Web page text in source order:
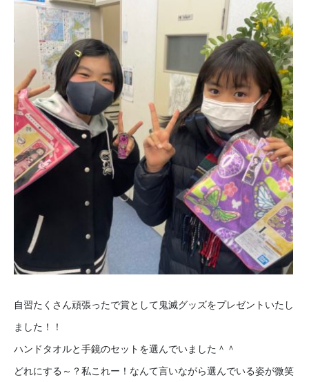
自習たくさん頑張ったで賞として鬼滅グッズをプレゼントいたし
ました！！
ハンドタオルと手鏡のセットを選んでいました＾＾
どれにする～？私これー！なんて言いながら選んでいる姿が微笑